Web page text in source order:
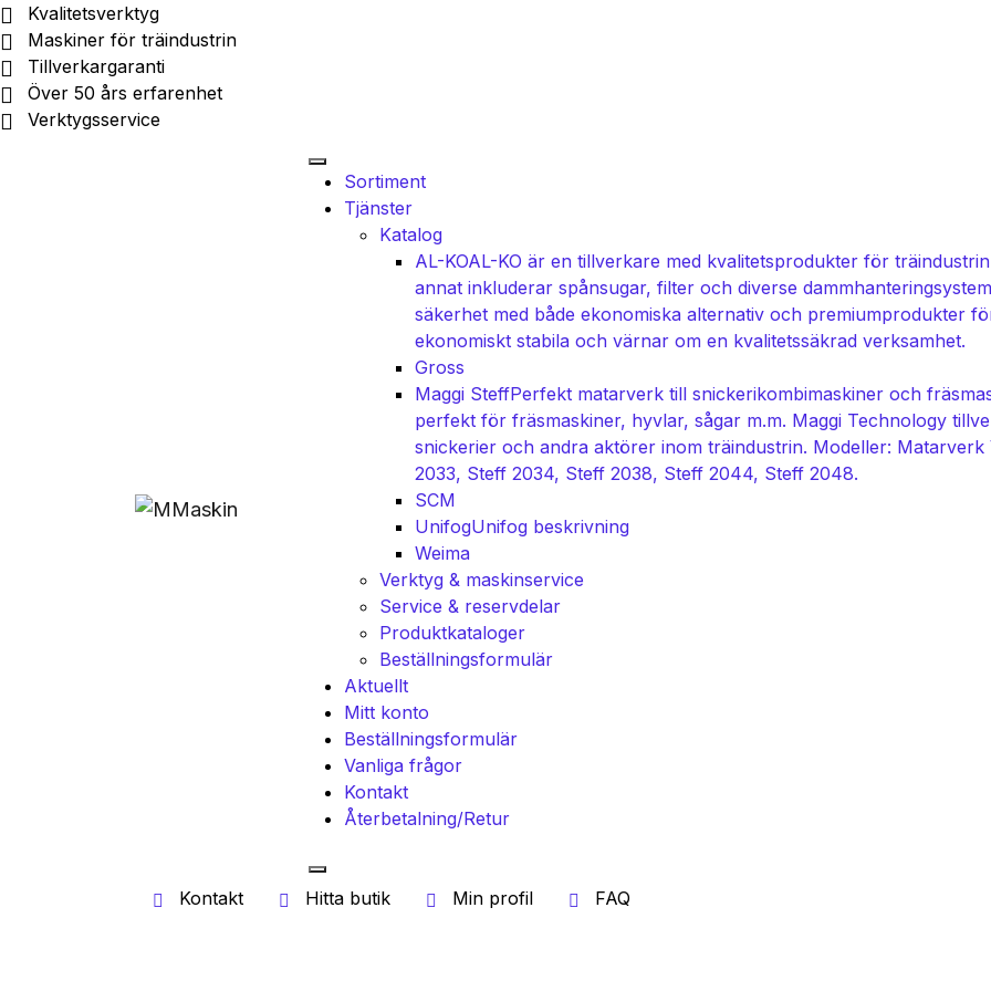
Kvalitetsverktyg
Maskiner för träindustrin
Tillverkargaranti
Över 50 års erfarenhet
Verktygsservice
Sortiment
Tjänster
Katalog
AL-KOAL-KO är en tillverkare med kvalitetsprodukter för
annat inkluderar spånsugar, filter och diverse
säkerhet med både ekonomiska alternativ och premiumprodukter
ekonomiskt stabila och värnar om en kvalitetssäkrad verksamhet.
Gross
Maggi SteffPerfekt matarverk till snickerikombimaskiner och
perfekt för fräsmaskiner, hyvlar, sågar m.m. Maggi Technology
snickerier och andra aktörer inom träindustrin. Modeller:
2033, Steff 2034, Steff 2038, Steff 2044, Steff 2048.
SCM
UnifogUnifog beskrivning
Weima
Verktyg & maskinservice
Service & reservdelar
Produktkataloger
Beställningsformulär
Aktuellt
Mitt konto
Beställningsformulär
Vanliga frågor
Kontakt
Återbetalning/Retur
Kontakt Hitta butik Min profil FAQ